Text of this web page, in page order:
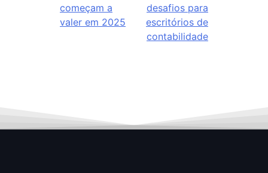
começam a
valer em 2025
desafios para
escritórios de
contabilidade